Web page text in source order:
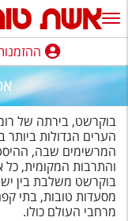
ההזמנות שלי
נופש בארץ
חופשה לפי סגנון
מלונות באילת
טיולים מאורגנים
בוקרשט, בירתה של
הערים הגדולות ביותר
המרשימים שבה,
והתרבות המקומית, כל
בוקרשט משלבת בין
מסעדות טובות, בתי
מרחבי העולם כולו.